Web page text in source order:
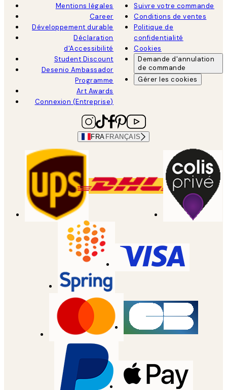
Mentions légales
Career
Développement durable
Déclaration
d'Accessibilité
Student Discount
Desenio Ambassador
Programme
Art Awards
Connexion (Entreprise)
Suivre votre commande
Conditions de ventes
Politique de
confidentialité
Cookies
Demande d'annulation
de commande
Gérer les cookies
FRA FRANÇAIS